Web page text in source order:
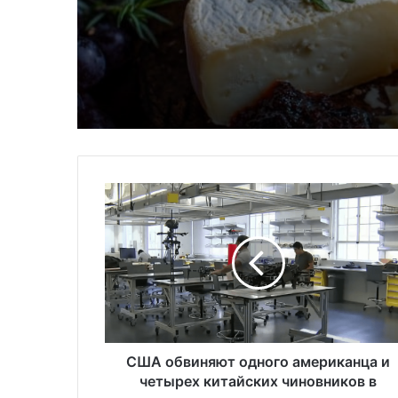
С
Ш
А
о
б
в
и
я
США обвиняют одного американца и
четырех китайских чиновников в